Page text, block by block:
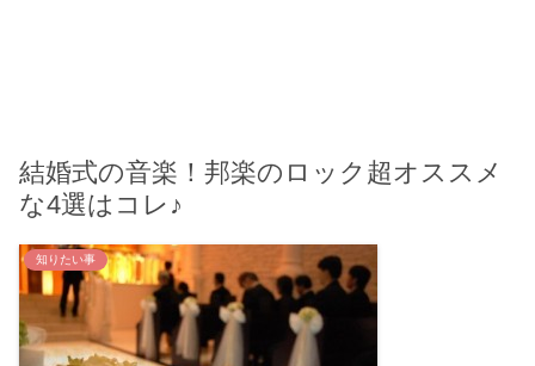
結婚式の音楽！邦楽のロック超オススメ
な4選はコレ♪
知りたい事